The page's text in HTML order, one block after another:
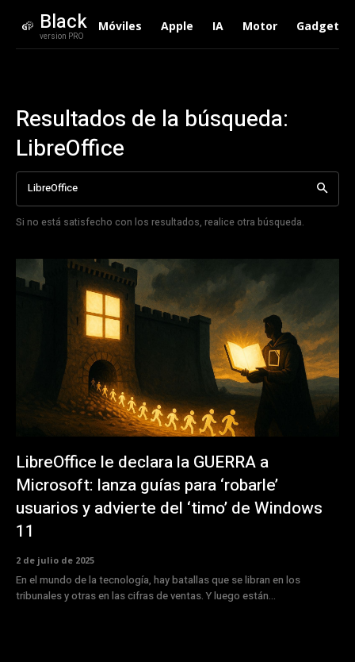
Black
version PRO
Móviles Apple IA Motor Gadgets
Resultados de la búsqueda:
LibreOffice
Si no está satisfecho con los resultados, realice otra búsqueda.
LibreOffice le declara la GUERRA a
Microsoft: lanza guías para ‘robarle’
usuarios y advierte del ‘timo’ de Windows
11
2 de julio de 2025
En el mundo de la tecnología, hay batallas que se libran en los
tribunales y otras en las cifras de ventas. Y luego están...